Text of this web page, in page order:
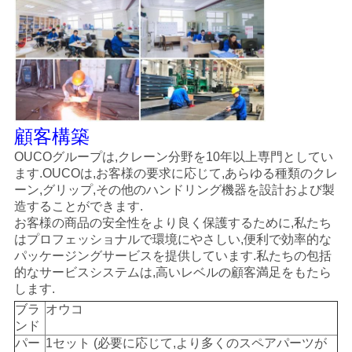
顧客構築
OUCOグループは,クレーン分野を10年以上専門としてい
ます.OUCOは,お客様の要求に応じて,あらゆる種類のクレ
ーン,グリップ,その他のハンドリング機器を設計および製
造することができます.
お客様の商品の安全性をより良く保護するために,私たち
はプロフェッショナルで環境にやさしい,便利で効率的な
パッケージングサービスを提供しています.私たちの包括
的なサービスシステムは,高いレベルの顧客満足をもたら
します.
ブラ
ンド
オウコ
パー 1セット (必要に応じて,より多くのスペアパーツが